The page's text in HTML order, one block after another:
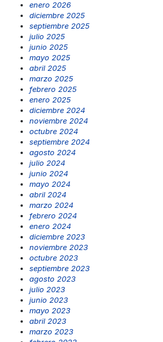
enero 2026
diciembre 2025
septiembre 2025
julio 2025
junio 2025
mayo 2025
abril 2025
marzo 2025
febrero 2025
enero 2025
diciembre 2024
noviembre 2024
octubre 2024
septiembre 2024
agosto 2024
julio 2024
junio 2024
mayo 2024
abril 2024
marzo 2024
febrero 2024
enero 2024
diciembre 2023
noviembre 2023
octubre 2023
septiembre 2023
agosto 2023
julio 2023
junio 2023
mayo 2023
abril 2023
marzo 2023